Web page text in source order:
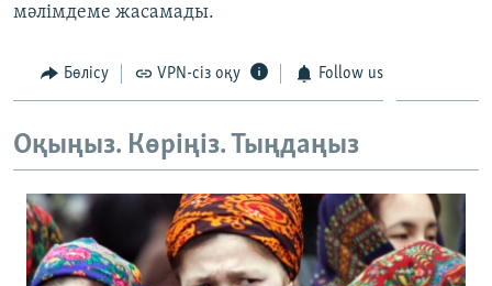
мәлімдеме жасамады.
Бөлісу VPN-сіз оқу Follow us
Оқыңыз. Көріңіз. Тыңдаңыз